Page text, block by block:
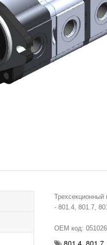
Трехсекционный
- 801.4, 801.7,
OEM код:
801.4 801.7